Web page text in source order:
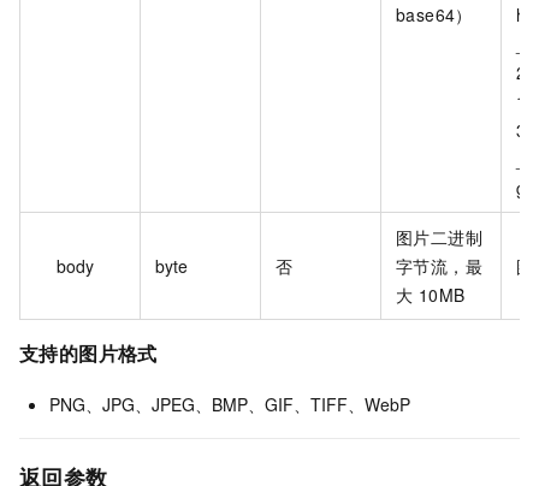
base64）
g
body byte 否
图片二进制
字节流，最
大 10MB
图
支持的图片格式
PNG、JPG、JPEG、BMP、GIF、TIFF、WebP
返回参数